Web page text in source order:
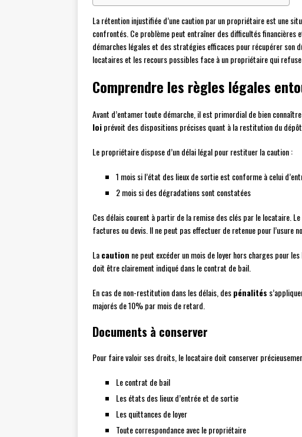
La rétention injustifiée d’une caution par un propriétaire est une
confrontés. Ce problème peut entraîner des difficultés financières
démarches légales et des stratégies efficaces pour récupérer son
locataires et les recours possibles face à un propriétaire qui
Comprendre les règles légales
Avant d’entamer toute démarche, il est primordial de bien
loiprévoit des dispositions précises quant à la restitution du
Le propriétaire dispose d’un délai légal pour restituer la caution :
1 mois si l’état des lieux de sortie est conforme à celui
2 mois si des dégradations sont constatées
Ces délais courent à partir de la remise des clés par le locataire.
factures ou devis. Il ne peut pas effectuer de retenue pour l’usure
Lacaution ne peut excéder un mois de loyer hors charges pour
doit être clairement indiqué dans le contrat de bail.
En cas de non-restitution dans les délais, despénalités
majorés de 10% par mois de retard.
Documents à conserver
Pour faire valoir ses droits, le locataire doit conserver
Le contrat de bail
Les états des lieux d’entrée et de sortie
Les quittances de loyer
Toute correspondance avec le propriétaire